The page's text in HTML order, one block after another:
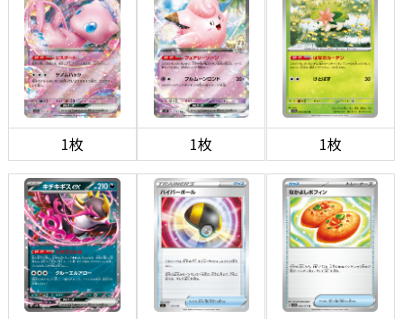
1枚 1枚 1枚